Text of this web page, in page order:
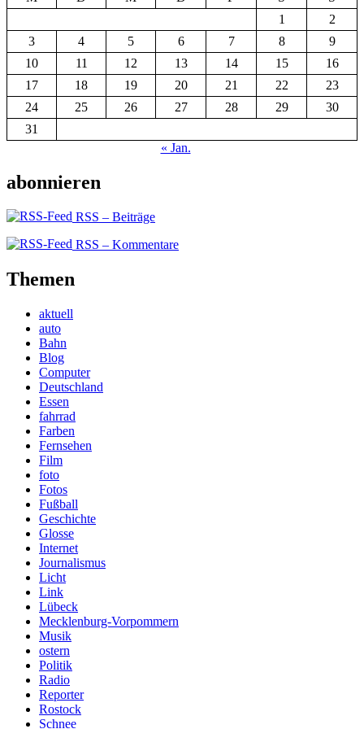
1
2
3
4 5 6 7 8
9
10
11 12 13 14 15
16
17
18 19 20 21 22
23
24
25 26 27 28 29
30
31
« Jan.
abonnieren
RSS – Beiträge
RSS – Kommentare
Themen
aktuell
auto
Bahn
Blog
Computer
Deutschland
Essen
fahrrad
Farben
Fernsehen
Film
foto
Fotos
Fußball
Geschichte
Glosse
Internet
Journalismus
Licht
Link
Lübeck
Mecklenburg-Vorpommern
Musik
ostern
Politik
Radio
Reporter
Rostock
Schnee